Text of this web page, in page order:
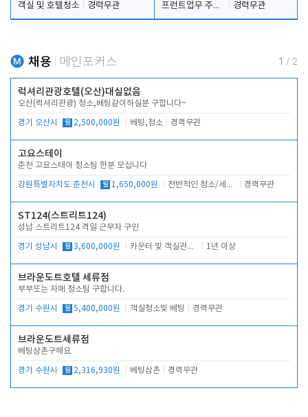
객실 및 호텔청소
경력무관
프런트업무 주간, 야간
경력무관
채용 메인포커스 1 / 2
럭셔리관광호텔(오산)대실없음
오산(럭셔리관광) 청소,베팅같이하실분 구합니다~
경기 오산시 월 2,500,000원 베팅,청소 경력무관
고요스테이
춘천 고요스테이 청소팀 한분 모십니다
강원특별자치도 춘천시 월 1,650,000원 전반적인 청소/세탁업무 경력무관
ST124(스트리트124)
성남 스트리트124 격일 근무자 구인
경기 성남시 월 3,600,000원 카운터 및 객실관리 전반 1년 이상
브라운도트호텔 세류점
부부또는 자매 청소팀 구합니다.
경기 수원시 월 5,400,000원 객실청소및 베팅 경력무관
브라운도트세류점
베팅삼촌구해요
경기 수원시 월 2,316,930원 베팅삼촌 경력무관